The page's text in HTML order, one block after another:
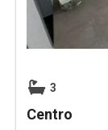
3
Centro